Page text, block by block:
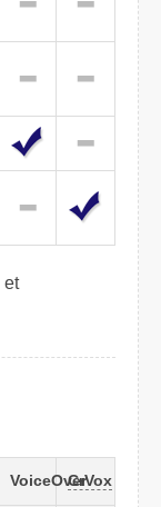
et
VoiceOverCrVox